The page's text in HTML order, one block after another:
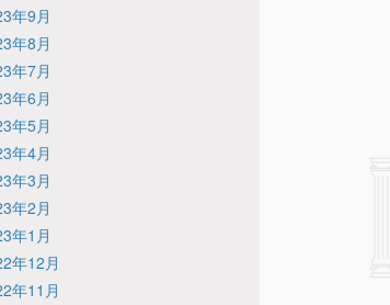
年9月
年8月
年7月
年6月
年5月
年4月
年3月
年2月
年1月
年12月
年11月